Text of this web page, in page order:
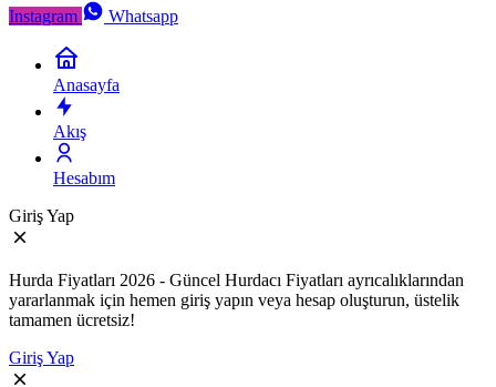
Instagram
Whatsapp
Anasayfa
Akış
Hesabım
Giriş Yap
Hurda Fiyatları 2026 - Güncel Hurdacı Fiyatları ayrıcalıklarından
yararlanmak için hemen giriş yapın veya hesap oluşturun, üstelik
tamamen ücretsiz!
Giriş Yap